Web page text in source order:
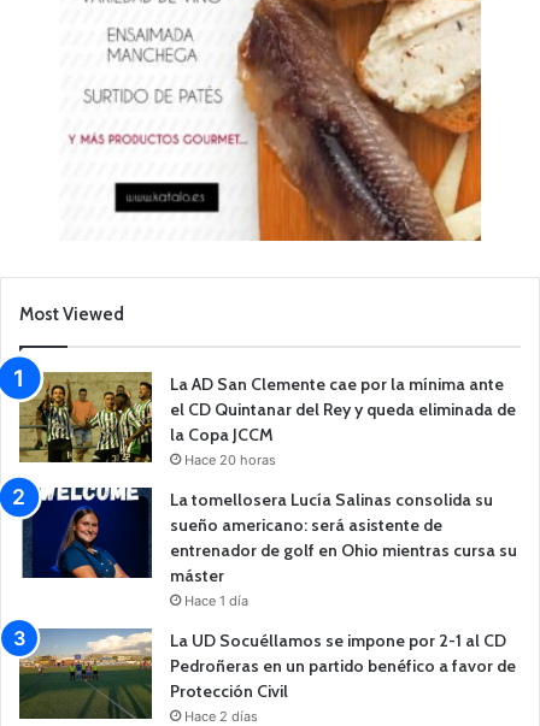
Most Viewed
La AD San Clemente cae por la mínima ante
el CD Quintanar del Rey y queda eliminada de
la Copa JCCM
Hace 20 horas
La tomellosera Lucía Salinas consolida su
sueño americano: será asistente de
entrenador de golf en Ohio mientras cursa su
máster
Hace 1 día
La UD Socuéllamos se impone por 2-1 al CD
Pedroñeras en un partido benéfico a favor de
Protección Civil
Hace 2 días